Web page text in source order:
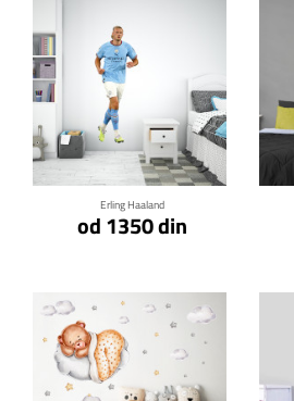
Erling Haaland
od 1350 din
Klikni za detalje